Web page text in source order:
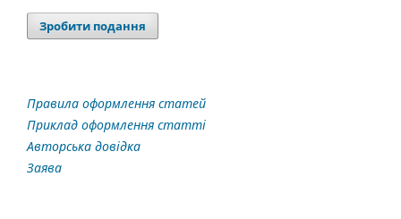
Зробити подання
Правила оформлення статей
Приклад оформлення статті
Авторська довідка
Заява